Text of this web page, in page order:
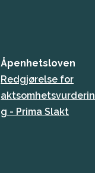
Åpenhetsloven
Redgjørelse for
aktsomhetsvurderin
g - Prima Slakt